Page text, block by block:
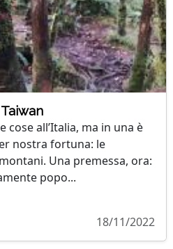
cose all’Italia, ma in una è
nostra fortuna: le
Una premessa, ora:
popo...
18/11/2022